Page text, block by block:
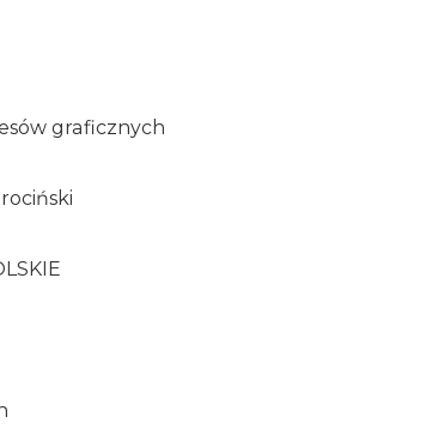
graficznych